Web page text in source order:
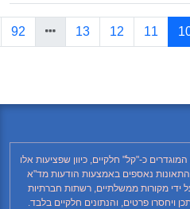
11
12
13
92
»
כ-"קל" חלקיים, כיוון שפציעות אלו
נאספים באמצעות הודעות מד"א
ממשלתיים, רשתות חברתיות
פרטים, והנתונים חלקיים בלבד.